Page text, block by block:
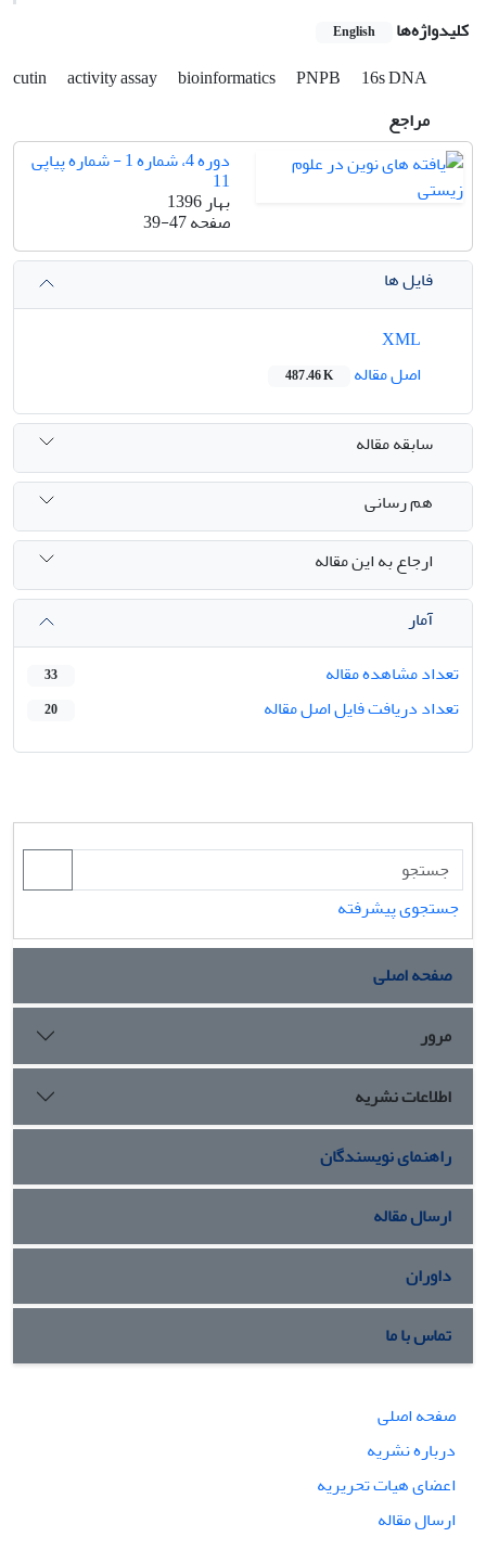
کلیدواژه‌ها English
cutin activity assay bioinformatics PNPB
16s DNA
مراجع
دوره 4، شماره 1 - شماره پیاپی
11
بهار 1396
صفحه39-47
فایل ها
اصل مقاله
487.46 K
سابقه مقاله
هم رسانی
ارجاع به این مقاله
آمار
تعداد مشاهده مقاله
33
تعداد دریافت فایل اصل مقاله 20
جستجوی پیشرفته
صفحه اصلی
مرور
اطلاعات نشریه
راهنمای نویسندگان
ارسال مقاله
داوران
تماس با ما
صفحه اصلی
درباره نشریه
اعضای هیات تحریریه
ارسال مقاله